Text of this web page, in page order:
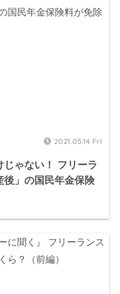
2021.05.14 Fri
じゃない！ フリーラ
後」の国民年金保険